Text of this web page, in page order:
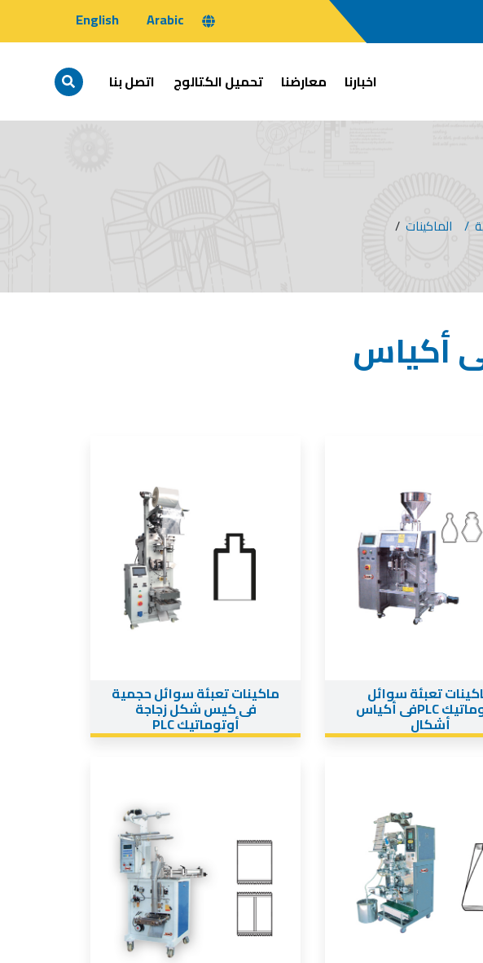
Arabic
English
اخبارنا معارضنا تحميل الكتالوج اتصل بنا
الماكينات /
أكياس
تعبئة سوائل
أوتوماتيك PLCفى أكياس
أشكال
ماكينات تعبئة سوائل حجمية
فى كيس شكل زجاجة
أوتوماتيك PLC